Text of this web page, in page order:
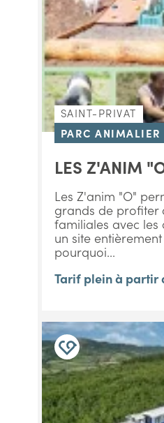
SAINT-PRIVAT
PARC ANIMALIER
LES Z'ANIM
Les Z'anim "O"
grands de profiter
familiales avec les
un site
pourquoi...
Tarif plein à partir